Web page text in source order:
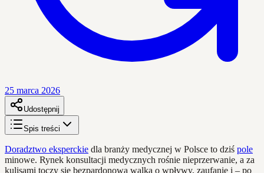
25 marca 2026
Udostępnij
Spis treści
Doradztwo eksperckie dla branży medycznej w Polsce to dziś pole
minowe. Rynek konsultacji medycznych rośnie nieprzerwanie, a za
kulisami toczy się bezpardonowa walka o wpływy, zaufanie i – po